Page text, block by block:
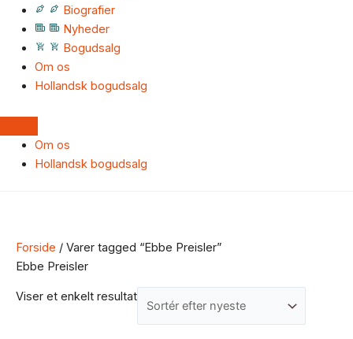
Biografier
Nyheder
Bogudsalg
Om os
Hollandsk bogudsalg
Om os
Hollandsk bogudsalg
Forside / Varer tagged “Ebbe Preisler”
Ebbe Preisler
Viser et enkelt resultat